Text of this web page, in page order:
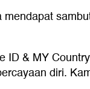
ID & MY
diri.